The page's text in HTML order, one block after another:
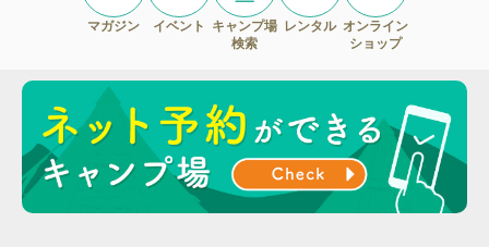
マガジン イベント
キャンプ場
検索
レンタル オンライン
ショップ